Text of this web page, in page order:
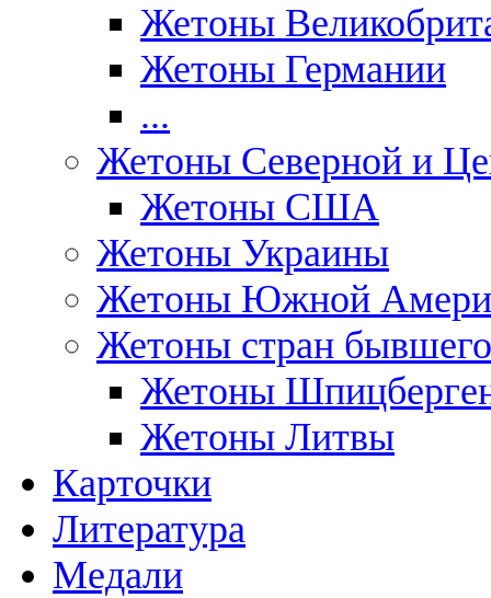
Жетоны
Жетоны Германии
...
Жетоны Северной и
Жетоны США
Жетоны Украины
Жетоны Южной
Жетоны стран
Жетоны
Жетоны Литвы
Карточки
Литература
Медали